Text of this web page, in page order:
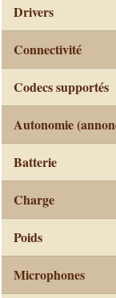
Drivers
Connectivité
Codecs supportés
Autonomie
Batterie
Charge
Poids
Microphones